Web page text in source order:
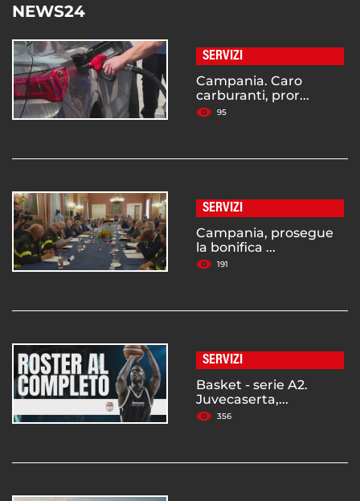
NEWS24
SERVIZI
Campania. Caro
carburanti, pror...
95
SERVIZI
Campania, prosegue
la bonifica ...
191
SERVIZI
Basket - serie A2.
Juvecaserta,...
356